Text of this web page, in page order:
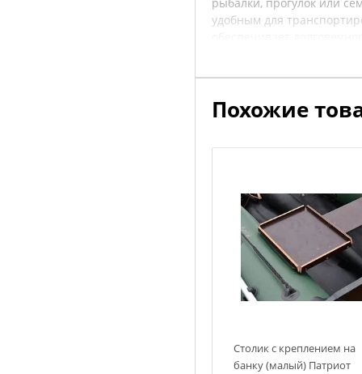
удобным для
расслаблению и
Похожие
Столик с креплением на
банку (малый) Патриот